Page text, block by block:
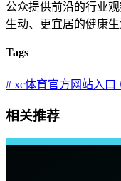
公众提供前沿的行业
生动、更宜居的健康生
Tags
# xc体育官方网站入口
相关推荐